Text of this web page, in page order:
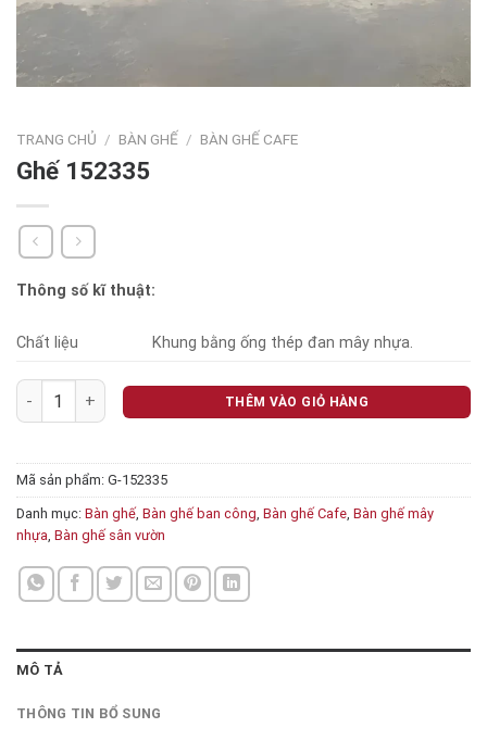
TRANG CHỦ / BÀN GHẾ / BÀN GHẾ CAFE
Ghế 152335
Thông số kĩ thuật:
Chất liệu Khung bằng ống thép đan mây nhựa.
Ghế 152335 số lượng
THÊM VÀO GIỎ HÀNG
Mã sản phẩm: G-152335
Danh mục: Bàn ghế, Bàn ghế ban công, Bàn ghế Cafe, Bàn ghế mây
nhựa, Bàn ghế sân vườn
MÔ TẢ
THÔNG TIN BỔ SUNG